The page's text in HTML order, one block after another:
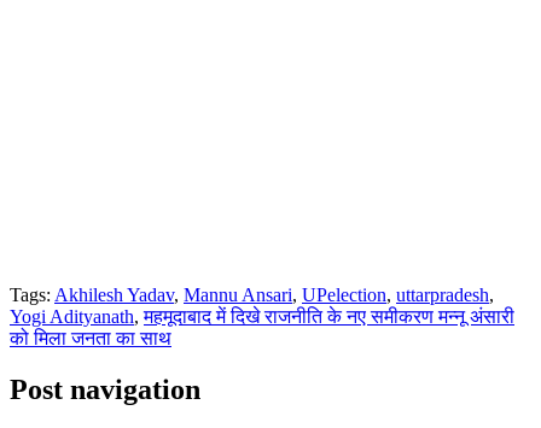
Tags: Akhilesh Yadav, Mannu Ansari, UPelection, uttarpradesh,
Yogi Adityanath,महमूदाबाद में दिखे राजनीति के नए समीकरण मन्नू अंसारी
को मिला जनता का साथ
Post navigation